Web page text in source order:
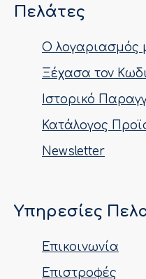
Πελάτες
Ο λογαριασμός
Ξέχασα τον
Ιστορικό
Κατάλογος
Newsletter
Υπηρεσίες
Επικοινωνία
Επιστροφές